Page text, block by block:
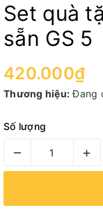
Set quà
sẵn GS 5
420.000₫
Thương hiệu: Đang
Số lượng
– +